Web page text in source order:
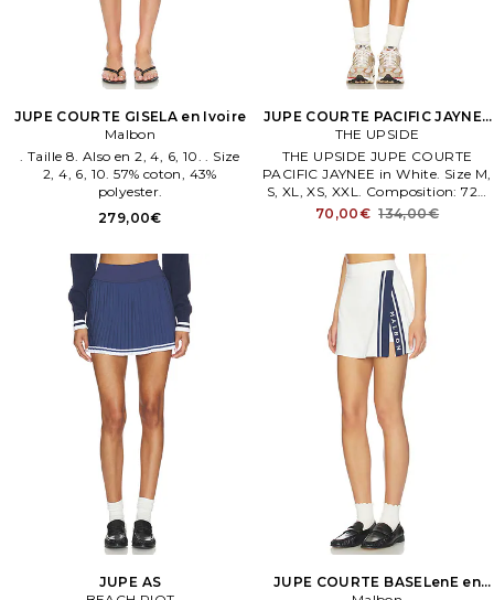
JUPE COURTE GISELA en Ivoire
Malbon
. Taille 8. Also en 2, 4, 6, 10. . Size
2, 4, 6, 10. 57% coton, 43%
polyester.
279,00€
JUPE COURTE PACIFIC JAYNEE
en Blanc
THE UPSIDE
THE UPSIDE JUPE COURTE
PACIFIC JAYNEE in White. Size M,
S, XL, XS, XXL. Composition: 72%
polyamide recyclé, 28%
Machine wash. Entièrement
doublé avec un short attaché.
70,00€ 134,00€
JUPE AS
JUPE COURTE BASELenE en